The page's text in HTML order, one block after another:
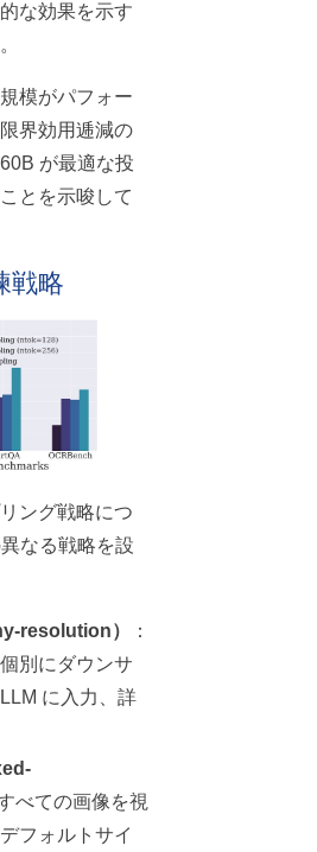
な効果を示す
模がパフォー
界効用逓減の
が最適な投
とを示唆して
戦略
ング戦略につ
なる戦略を設
resolution）
：
別にダウンサ
に入力、詳
すべての画像を視
フォルトサイ